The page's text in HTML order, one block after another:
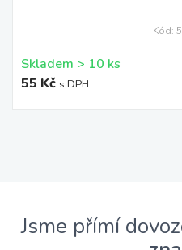
Kód:
Skladem > 10 ks
55 Kč s DPH
Jsme přímí